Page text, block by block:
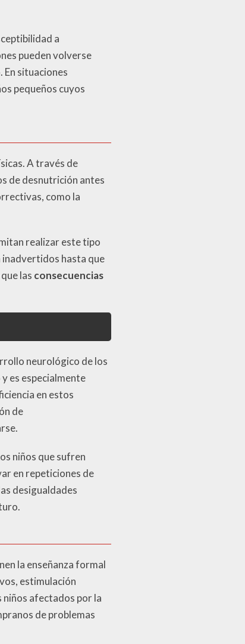
a
pueden volverse
En situaciones
pequeños cuyos
A través de
de desnutrición antes
como la
realizar este tipo
inadvertidos hasta que
las consecuencias
neurológico de los
es especialmente
en estos
de
niños que sufren
en repeticiones de
desigualdades
la enseñanza formal
estimulación
afectados por la
de problemas